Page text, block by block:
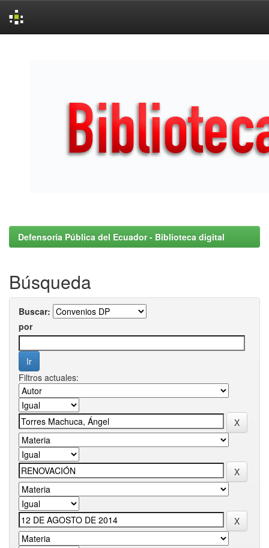
Defensoría Pública del Ecuador - Biblioteca digital
Búsqueda
Buscar:
por
Filtros actuales: